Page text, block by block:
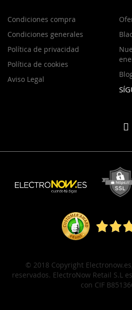
Condiciones compra
Condiciones generales
Política de privacidad
Política de cookies
Aviso Legal
© 2018 Copyright
reservados. ElectroNow Retail S.L
con CIF